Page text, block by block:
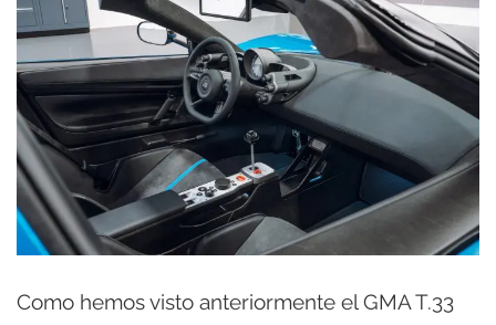
Como hemos visto anteriormente el GMA T.33